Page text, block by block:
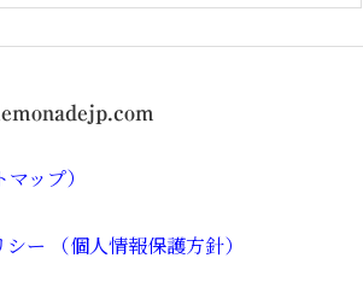
ップ）
ー （個人情報保護方針）